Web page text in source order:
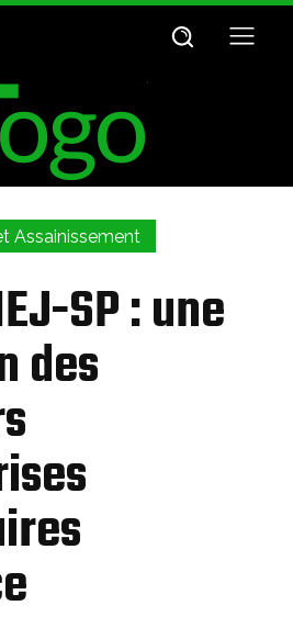
Assainissement
SP : une
des